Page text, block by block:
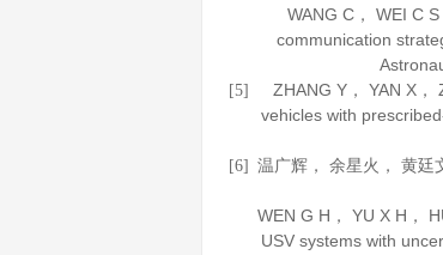
WANG C， WEI C
communication
[5]
ZHANG Y， YAN X
vehicles with
[6] 温广辉， 余星火， 黄廷
WEN G H， YU X H，
USV systems with